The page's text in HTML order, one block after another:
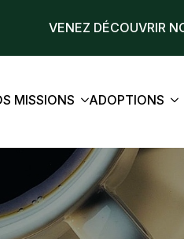
VENEZ DÉCOUVRIR
MISSIONS ADOPTIONS